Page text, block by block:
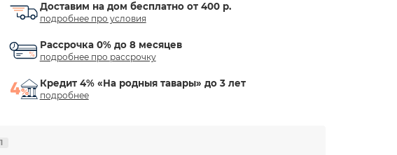
Доставим на дом бесплатно от 400 р.
подробнее про условия
Рассрочка 0% до 8 месяцев
подробнее про рассрочку
Кредит 4% «На родныя тавары» до 3 лет
подробнее
1